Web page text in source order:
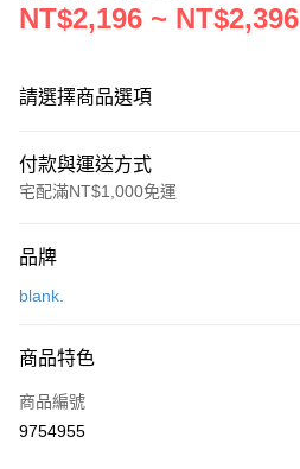
NT$2,196 ~ NT$2,396
請選擇商品選項
付款與運送方式
宅配滿NT$1,000免運
信用卡一次付款
Apple Pay
街口支付
品牌
blank.
商品特色
商品編號
9754955